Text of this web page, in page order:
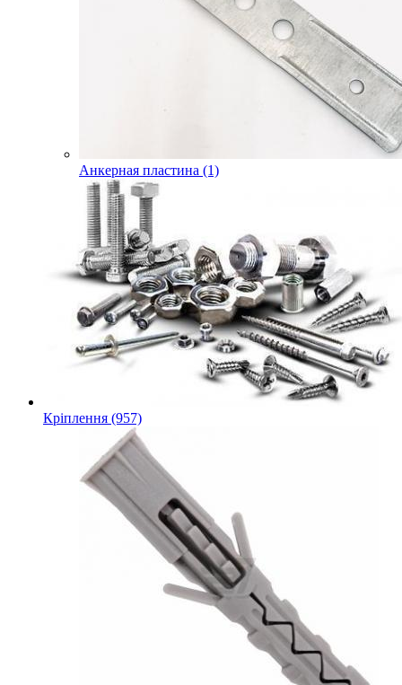
Анкерная пластина (1)
Кріплення (957)